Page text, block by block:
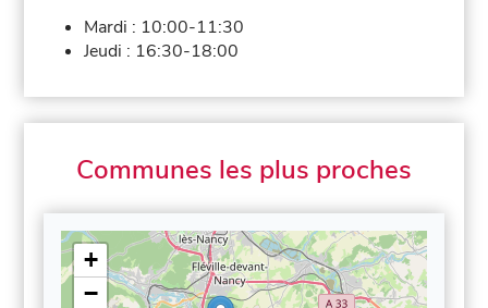
Mardi : 10:00-11:30
Jeudi : 16:30-18:00
Communes les plus proches
+
−